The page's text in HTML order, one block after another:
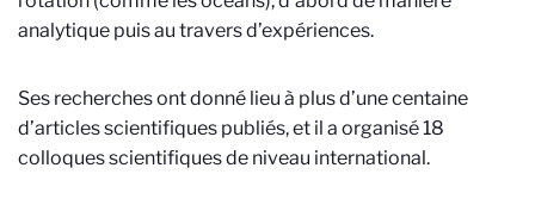
analytique puis au travers d’expériences.
Ses recherches ont donné lieu à plus d’une centaine
d’articles scientifiques publiés, et il a organisé 18
colloques scientifiques de niveau international.